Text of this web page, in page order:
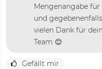
Mengenangabe
und
vielen Dank für
Team 😊
Gefällt mir